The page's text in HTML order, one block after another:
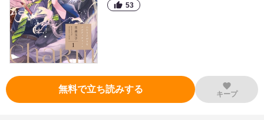
53
無料で立ち読みする キープ